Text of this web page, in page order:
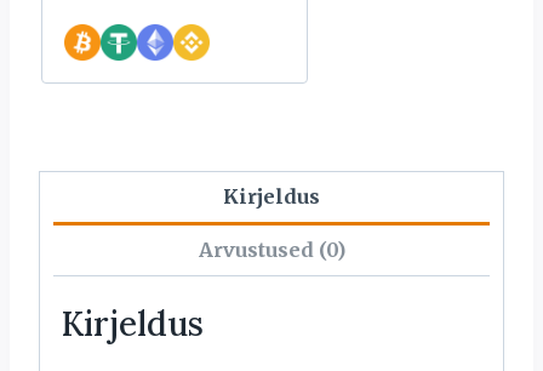
Kirjeldus
Arvustused (0)
Kirjeldus